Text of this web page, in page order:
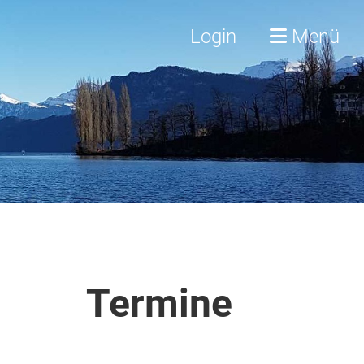
Login Menü
Termine